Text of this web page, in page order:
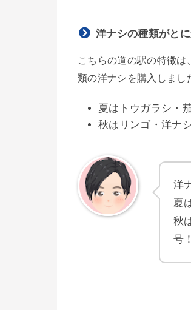
洋ナシの種類がと
こちらの道の駅の特徴
類の洋ナシを購入しまし
夏はトウガラシ・
秋はリンゴ・洋ナ
洋
夏
秋
号